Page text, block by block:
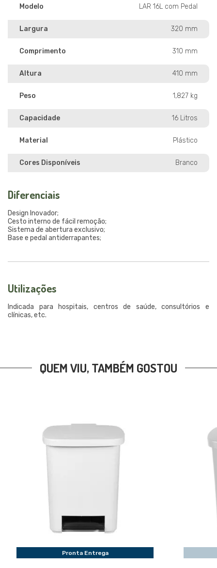
Modelo LAR 16L com Pedal
Largura 320 mm
Comprimento 310 mm
Altura 410 mm
Peso 1,827 kg
Capacidade 16 Litros
Material Plástico
Cores Disponíveis Branco
Diferenciais
Design Inovador;
Cesto interno de fácil remoção;
Sistema de abertura exclusivo;
Base e pedal antiderrapantes;
Utilizações
Indicada para hospitais, centros de saúde, consultórios e
clínicas, etc.
QUEM VIU, TAMBÉM GOSTOU
Pronta Entrega